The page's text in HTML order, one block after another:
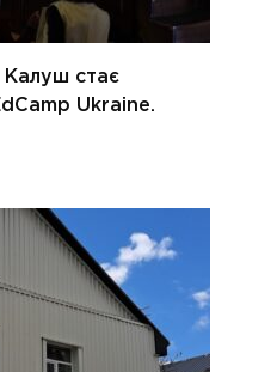
Калуш стає
Ukraine.